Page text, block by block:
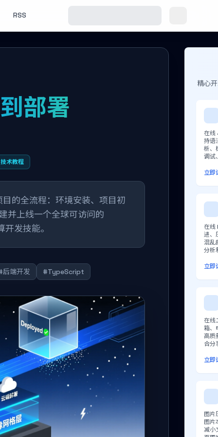
RSS
部署
技术教程
的全流程：环境安装、项目初
并上线一个全球可访问的
发技能。
后端开发 #TypeScript
精心
在线
持语
析、
调试
立即
在线
进、
混乱
分析
立即
在线
箱、
高质
合分
立即
图片
图片
减小